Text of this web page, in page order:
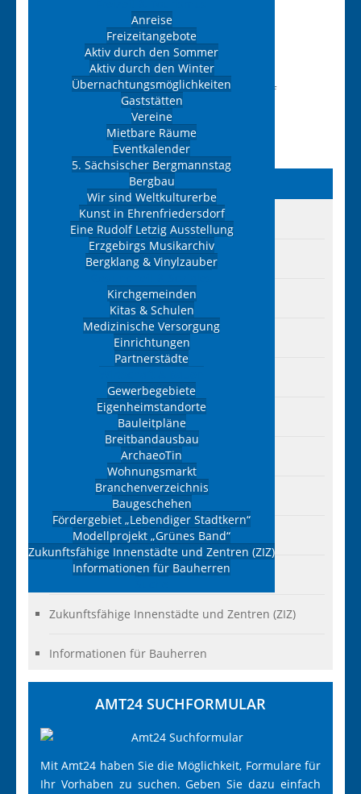
Anreise
Freizeitangebote
Aktiv durch den Sommer
Aktiv durch den Winter
Übernachtungsmöglichkeiten
Gaststätten
Vereine
Mietbare Räume
Eventkalender
5. Sächsischer Bergmannstag
Bergbau
Wir sind Weltkulturerbe
Kunst in Ehrenfriedersdorf
Eine Rudolf Letzig Ausstellung
Erzgebirgs Musikarchiv
Bergklang & Vinylzauber
Kirchgemeinden
Kitas & Schulen
Medizinische Versorgung
Einrichtungen
Partnerstädte
Gewerbegebiete
Eigenheimstandorte
Bauleitpläne
Breitbandausbau
ArchaeoTin
Wohnungsmarkt
Branchenverzeichnis
Baugeschehen
Fördergebiet „Lebendiger Stadtkern“
Modellprojekt „Grünes Band“
Zukunftsfähige Innenstädte und Zentren (ZIZ)
Informationen für Bauherren
Adresse
Schillerstraße 40, 09427, Ehrenfriedersdorf
037341/489828
Mobiltelefon:015222472200
Wirtschaft& Bauen
Gewerbegebiete
Eigenheimstandorte
Bauleitpläne
Breitbandausbau
Wohnungsmarkt
Branchenverzeichnis
Baugeschehen
Fördergebiet „Lebendiger Stadtkern“
Modellprojekt „Grünes Band“
Zukunftsfähige Innenstädte und Zentren (ZIZ)
Informationen für Bauherren
AMT24 SUCHFORMULAR
Mit Amt24 haben Sie die Möglichkeit, Formulare für
Ihr Vorhaben zu suchen. Geben Sie dazu einfach